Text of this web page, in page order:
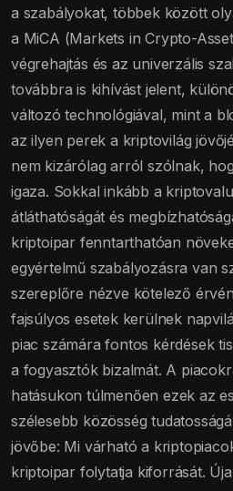
a szabályokat, többek között
a MiCA (Markets in Crypto-
végrehajtás és az univerzális
továbbra is kihívást jelent,
változó technológiával, mint a
az ilyen perek a kriptovilág
nem kizárólag arról szólnak,
igaza. Sokkal inkább a
átláthatóságát és
kriptoipar fenntarthatóan
egyértelmű szabályozásra van
szereplőre nézve kötelező
fajsúlyos esetek kerülnek
piac számára fontos kérdések
a fogyasztók bizalmát. A
hatásukon túlmenően ezek az
szélesebb közösség
jövőbe: Mi várható a
kriptoipar folytatja kiforrását.